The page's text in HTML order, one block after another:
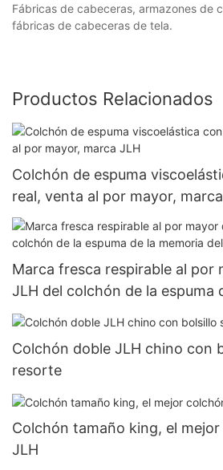
Fábricas de cabeceras, armazones de
fábricas de cabeceras de tela.
Productos Relacionados
Colchón de espuma
real, venta al por mayor,
Marca fresca respirable al por
JLH del colchón de la espuma
gel
Colchón doble JLH chino con
resorte
Colchón tamaño king, el
JLH